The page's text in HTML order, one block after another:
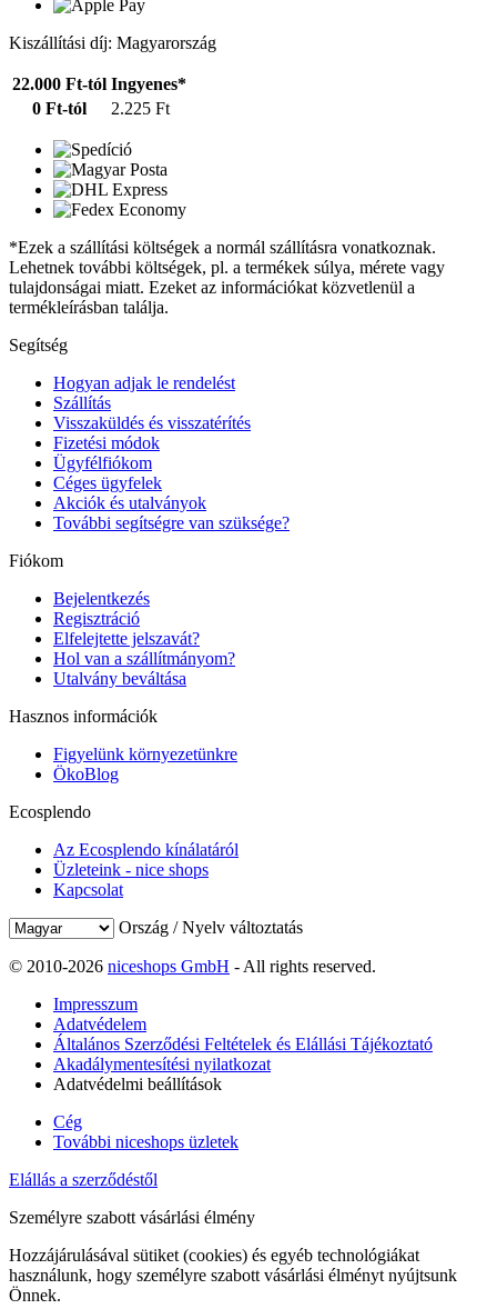
Kiszállítási díj: Magyarország
22.000 Ft-tól Ingyenes*
0 Ft-tól
2.225 Ft
*Ezek a szállítási költségek a normál szállításra vonatkoznak.
Lehetnek további költségek, pl. a termékek súlya, mérete vagy
tulajdonságai miatt. Ezeket az információkat közvetlenül a
termékleírásban találja.
Segítség
Hogyan adjak le rendelést
Szállítás
Visszaküldés és visszatérítés
Fizetési módok
Ügyfélfiókom
Céges ügyfelek
Akciók és utalványok
További segítségre van szüksége?
Fiókom
Bejelentkezés
Regisztráció
Elfelejtette jelszavát?
Hol van a szállítmányom?
Utalvány beváltása
Hasznos információk
Figyelünk környezetünkre
ÖkoBlog
Ecosplendo
Az Ecosplendo kínálatáról
Üzleteink - nice shops
Kapcsolat
Ország / Nyelv változtatás
© 2010-2026 niceshops GmbH - All rights reserved.
Impresszum
Adatvédelem
Általános Szerződési Feltételek és Elállási Tájékoztató
Akadálymentesítési nyilatkozat
Adatvédelmi beállítások
Cég
További niceshops üzletek
Elállás a szerződéstől
Személyre szabott vásárlási élmény
Hozzájárulásával sütiket (cookies) és egyéb technológiákat
használunk, hogy személyre szabott vásárlási élményt nyújtsunk
Önnek.